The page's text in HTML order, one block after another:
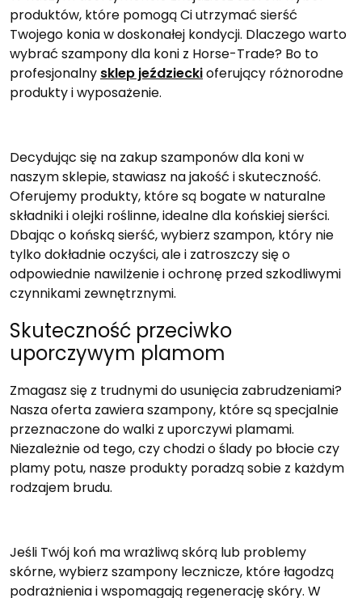
produktów, które pomogą Ci utrzymać sierść
Twojego konia w doskonałej kondycji. Dlaczego warto
wybrać szampony dla koni z Horse-Trade? Bo to
profesjonalny sklep jeździeckioferujący różnorodne
produkty i wyposażenie.
Decydując się na zakup szamponów dla koni w
naszym sklepie, stawiasz na jakość i skuteczność.
Oferujemy produkty, które są bogate w naturalne
składniki i olejki roślinne, idealne dla końskiej sierści.
Dbając o końską sierść, wybierz szampon, który nie
tylko dokładnie oczyści, ale i zatroszczy się o
odpowiednie nawilżenie i ochronę przed szkodliwymi
czynnikami zewnętrznymi.
Skuteczność przeciwko
uporczywym plamom
Zmagasz się z trudnymi do usunięcia zabrudzeniami?
Nasza oferta zawiera szampony, które są specjalnie
przeznaczone do walki z uporczywi plamami.
Niezależnie od tego, czy chodzi o ślady po błocie czy
plamy potu, nasze produkty poradzą sobie z każdym
rodzajem brudu.
Jeśli Twój koń ma wrażliwą skórą lub problemy
skórne, wybierz szampony lecznicze, które łagodzą
podrażnienia i wspomagają regenerację skóry. W